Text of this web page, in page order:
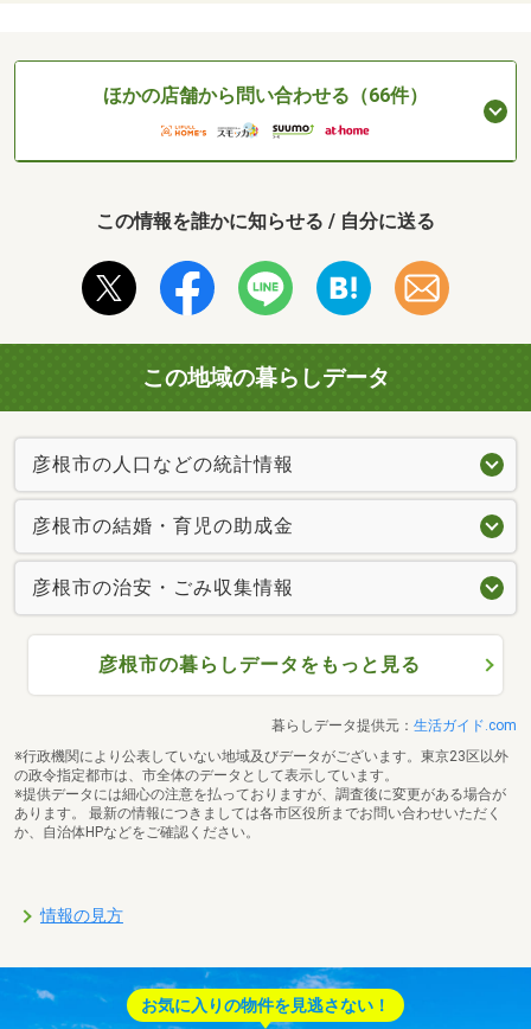
ほかの店舗から問い合わせる（66件）
この情報を誰かに知らせる / 自分に送る
この地域の暮らしデータ
彦根市の人口などの統計情報
彦根市の結婚・育児の助成金
彦根市の治安・ごみ収集情報
彦根市の暮らしデータをもっと見る
暮らしデータ提供元： 生活ガイド.com
※行政機関により公表していない地域及びデータがございます。東京23区以外
の政令指定都市は、市全体のデータとして表示しています。
※提供データには細心の注意を払っておりますが、調査後に変更がある場合が
あります。 最新の情報につきましては各市区役所までお問い合わせいただく
か、自治体HPなどをご確認ください。
情報の見方
お気に入りの物件を見逃さない！